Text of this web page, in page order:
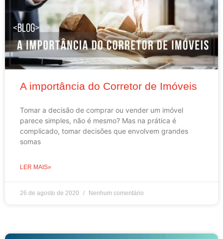
A importância do Corretor de Imóveis
Tomar a decisão de comprar ou vender um imóvel
parece simples, não é mesmo? Mas na prática é
complicado, tomar decisões que envolvem grandes
somas
LER MAIS»
26 de agosto de 2020 Nenhum comentário